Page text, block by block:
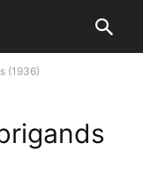
(1936)